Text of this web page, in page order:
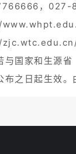
，027-
与国家和生源
布之日起生效。